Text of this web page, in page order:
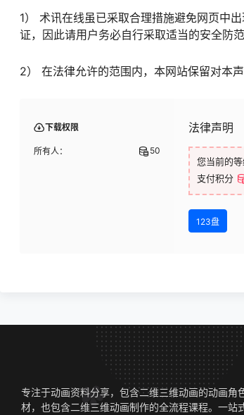
1） 术讯在线虽已采取合理措施避免网页中
证，因此请用户务必自行采取适当的安全防
2） 在法律允许的范围内，本网站保留对本
下载权限
所有人： 50
法律声明
您当前的
支付积分
123盘
专注于动画资料分享，包含二维三维动画的动画角
材，也包含二维三维动画制作的全流程课程。一站